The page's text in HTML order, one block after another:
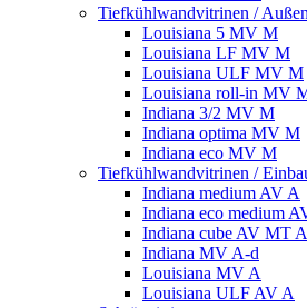
Tiefkühlwandvitrinen /
Louisiana 5 MV M
Louisiana LF MV M
Louisiana ULF MV M
Louisiana roll-in MV
Indiana 3/2 MV M
Indiana optima MV M
Indiana eco MV M
Tiefkühlwandvitrinen /
Indiana medium AV A
Indiana eco medium
Indiana cube AV MT A
Indiana MV A-d
Louisiana MV A
Louisiana ULF AV A